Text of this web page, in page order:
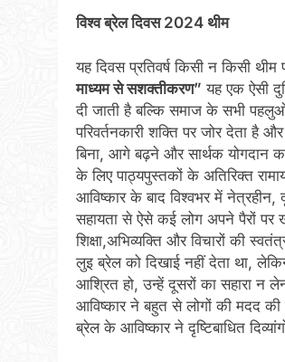
विश्व ब्रेल दिवस2024 थीम
यह दिवस प्रतिवर्ष किसी न किसी
माध्यम से सशक्तीकरण” यह एक ऐसी
दी जाती है बल्कि समाज के सभी पहलुओं
परिवर्तनकारी शक्ति पर जोर देता है
बिना, आगे बढ़ने और सार्थक योगदान
के लिए पाठ्यपुस्तकों के अतिरिक्त
आविष्कार के बाद विश्वभर में
सहायता से ऐसे कई लोग अपने पैरों पर
शिक्षा,अभिव्यक्ति और विचारों की
लुइ ब्रेल को दिखाई नहीं देता था,
आश्रित हो, उन्हें दूसरों का सहारा न
आविष्कार ने बहुत से लोगों की मदद
ब्रेल के आविष्कार ने दृष्टिबाधित